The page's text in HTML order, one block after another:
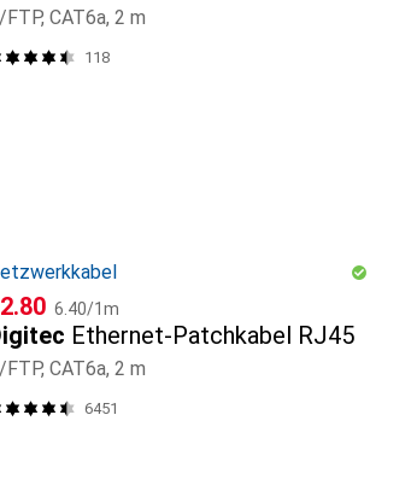
FTP, CAT6a, 2 m
118
CHF
6.40/1m
Ethernet-Patchkabel RJ45
FTP, CAT6a, 2 m
6451